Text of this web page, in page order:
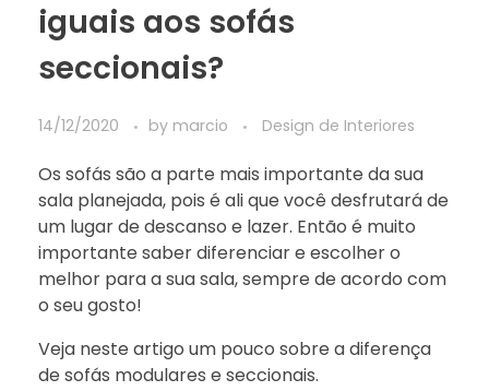
iguais aos sofás
seccionais?
14/12/2020 by marcio Design de Interiores
Os sofás são a parte mais importante da sua
sala planejada, pois é ali que você desfrutará de
um lugar de descanso e lazer. Então é muito
importante saber diferenciar e escolher o
melhor para a sua sala, sempre de acordo com
o seu gosto!
Veja neste artigo um pouco sobre a diferença
de sofás modulares e seccionais.